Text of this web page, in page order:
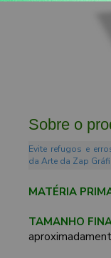
Sobre o
Evite refugos e
da Arte da Zap
MATÉRIA
TAMANHO